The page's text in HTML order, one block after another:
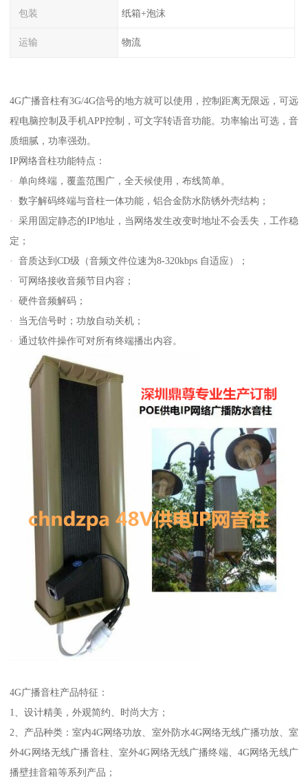
包装 纸箱+泡沫
运输 物流
4G广播音柱有3G/4G信号的地方就可以使用，控制距离无限远，可远
程电脑控制及手机APP控制，可文字转语音功能。功率输出可选，音
质细腻，功率强劲。
IP网络音柱功能特点：
· 单向终端，覆盖范围广，全天候使用，布线简单。
· 数字解码终端与音柱一体功能，铝合金防水防锈外壳结构；
· 采用固定静态的IP地址，当网络发生改变时地址不会丢失，工作稳
定；
· 音质达到CD级（音频文件位速为8-320kbps 自适应）；
· 可网络接收音频节目内容；
· 硬件音频解码；
· 当无信号时；功放自动关机；
· 通过软件操作可对所有终端播出内容。
4G广播音柱产品特征：
1、设计精美，外观简约、时尚大方；
2、产品种类：室内4G网络功放、室外防水4G网络无线广播功放、室
外4G网络无线广播音柱、室外4G网络无线广播终端、4G网络无线广
播壁挂音箱等系列产品；